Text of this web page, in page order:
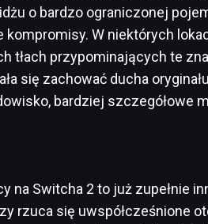
o bardzo ograniczonej
kompromisy. W niektórych
tłach przypominających te
się zachować ducha
bardziej szczegółowe
na Switcha 2 to już zupełnie
rzuca się uwspółcześnione